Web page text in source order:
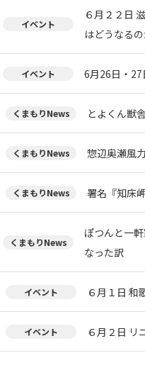
イベント
６月２２日
はどうなる
イベント 6月26日・27
くまもりNews とよくん獣
くまもりNews 惣辺奥瀬風
くまもりNews 署名『知床
くまもりNews
ぽつんと一
なった訳
イベント ６月１日 和
イベント ６月２日 リ